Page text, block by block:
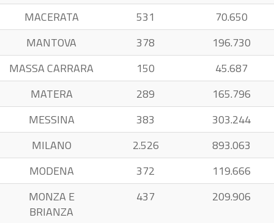
MACERATA
531
70.650
MANTOVA
378
196.730
MASSA CARRARA
150
45.687
MATERA
289
165.796
MESSINA
383
303.244
MILANO
2.526
893.063
MODENA
372
119.666
MONZA E
BRIANZA
437 209.906